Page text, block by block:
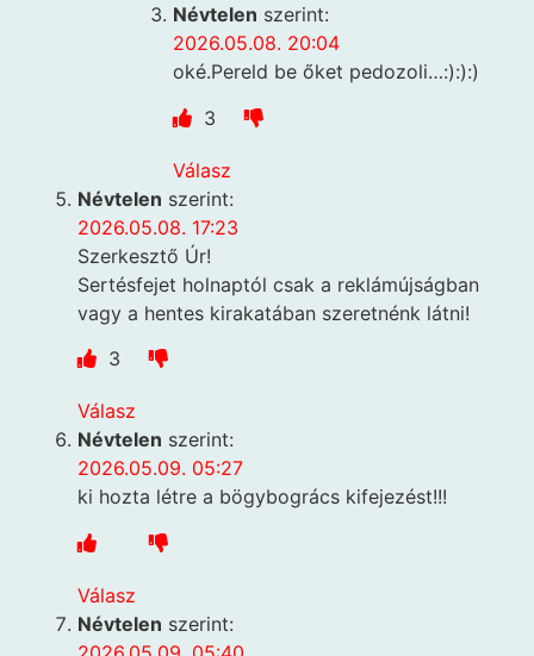
Névtelen szerint:
2026.05.08. 20:04
oké.Pereld be őket pedozoli…:):):)
3
Válasz
Névtelen szerint:
2026.05.08. 17:23
Szerkesztő Úr!
Sertésfejet holnaptól csak a reklámújságban
vagy a hentes kirakatában szeretnénk látni!
3
Válasz
Névtelen szerint:
2026.05.09. 05:27
ki hozta létre a bögybogrács kifejezést!!!
Válasz
Névtelen szerint: